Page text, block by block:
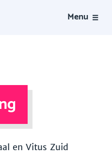
Menu
en Vitus Zuid